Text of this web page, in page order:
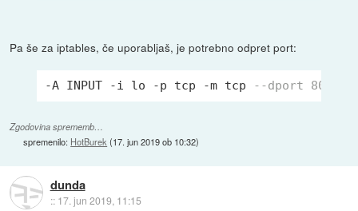
Pa še za iptables, če uporabljaš, je potrebno odpret port:
-A INPUT -i lo -p tcp -m tcp --dport 8081 -j
Zgodovina sprememb…
spremenilo: HotBurek (17. jun 2019 ob 10:32)
dunda
:: 17. jun 2019, 11:15